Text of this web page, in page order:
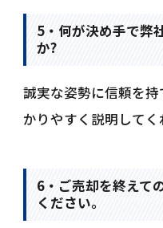
5・何が決め手で弊
か?
誠実な姿勢に信頼を
かりやすく説明してく
6・ご売却を終えて
ください。